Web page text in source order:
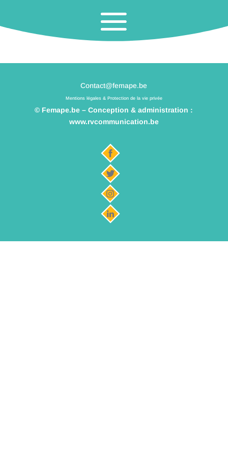
Contact@femape.be
Mentions légales & Protection de la vie privée
© Femape.be – Conception & administration :
www.rvcommunication.be